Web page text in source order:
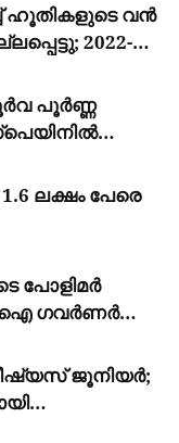
ഹൂതികളുടെ വൻ
2022-ന്
പൂർണ്ണ
ലക്ഷം പേരെ
പോളിമർ
ഗവർണർ
ജൂനിയർ;